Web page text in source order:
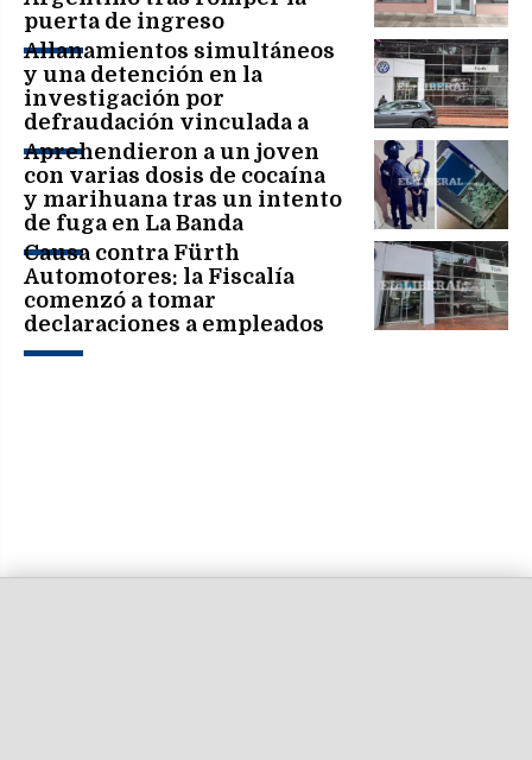
puerta de ingreso
Allanamientos simultáneos
y una detención en la
investigación por
defraudación vinculada a
Fürth Automotores
Aprehendieron a un joven
con varias dosis de cocaína
y marihuana tras un intento
de fuga en La Banda
Causa contra Fürth
Automotores: la Fiscalía
comenzó a tomar
declaraciones a empleados
administrativos